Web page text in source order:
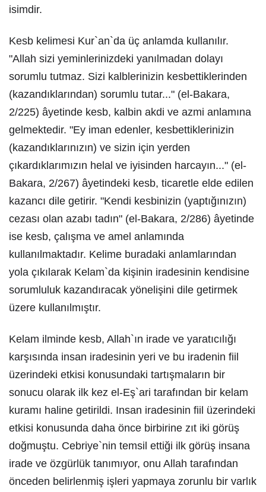
isimdir.
Kesb kelimesi Kur`an`da üç anlamda kullanılır.
"Allah sizi yeminlerinizdeki yanılmadan dolayı
sorumlu tutmaz. Sizi kalblerinizin kesbettiklerinden
(kazandıklarından) sorumlu tutar..." (el-Bakara,
2/225) âyetinde kesb, kalbin akdi ve azmi anlamına
gelmektedir. "Ey iman edenler, kesbettiklerinizin
(kazandıklarınızın) ve sizin için yerden
çıkardıklarımızın helal ve iyisinden harcayın..." (el-
Bakara, 2/267) âyetindeki kesb, ticaretle elde edilen
kazancı dile getirir. "Kendi kesbinizin (yaptığınızın)
cezası olan azabı tadın" (el-Bakara, 2/286) âyetinde
ise kesb, çalışma ve amel anlamında
kullanılmaktadır. Kelime buradaki anlamlarından
yola çıkılarak Kelam`da kişinin iradesinin kendisine
sorumluluk kazandıracak yönelişini dile getirmek
üzere kullanılmıştır.
Kelam ilminde kesb, Allah`ın irade ve yaratıcılığı
karşısında insan iradesinin yeri ve bu iradenin fiil
üzerindeki etkisi konusundaki tartışmaların bir
sonucu olarak ilk kez el-Eş`ari tarafından bir kelam
kuramı haline getirildi. Insan iradesinin fiil üzerindeki
etkisi konusunda daha önce birbirine zıt iki görüş
doğmuştu. Cebriye`nin temsil ettiği ilk görüş insana
irade ve özgürlük tanımıyor, onu Allah tarafından
önceden belirlenmiş işleri yapmaya zorunlu bir varlık